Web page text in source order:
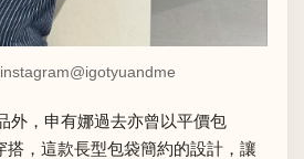
@igotyuandme
外，申有娜過去亦曾以平價包
搭，這款長型包袋簡約的設計，讓